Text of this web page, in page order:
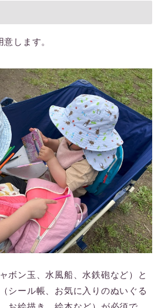
します。
ボン玉、水風船、水鉄砲など）と
シール帳、お気に入りのぬいぐる